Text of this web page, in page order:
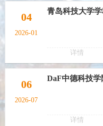
匠心。为了让广
德科技学院诚邀
04
2026-01
青岛科技大学
详情
06
2026-07
详情